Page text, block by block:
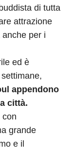
di tutta
attrazione
per i
ed è
appendono
città.
con
grande
e il